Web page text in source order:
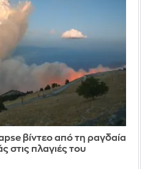
βίντεο από τη ραγδαία
στις πλαγιές του